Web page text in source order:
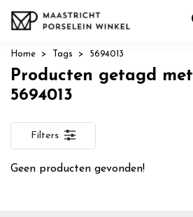
Home Tags 5694013
Producten getagd met
5694013
Filters
Geen producten gevonden!